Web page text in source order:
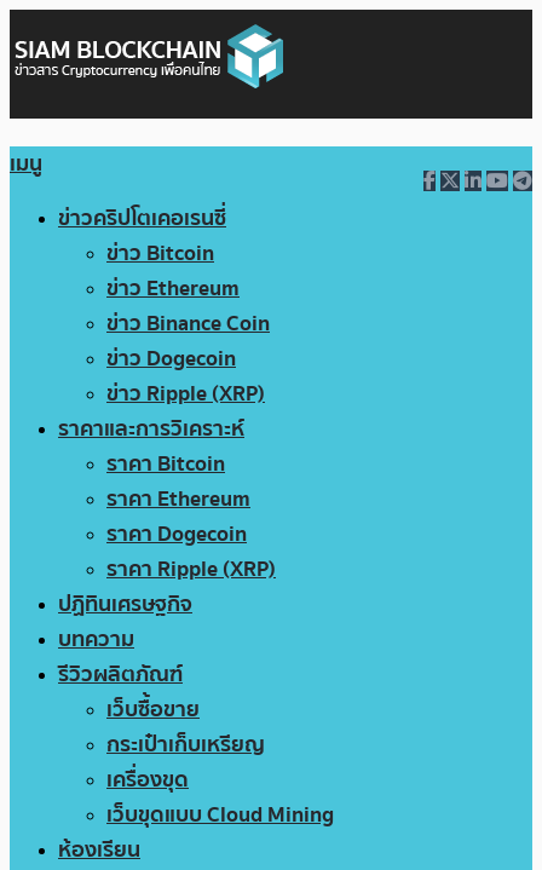
เมนู
ข่าวคริปโตเคอเรนซี่
ข่าว Bitcoin
ข่าว Ethereum
ข่าว Binance Coin
ข่าว Dogecoin
ข่าว Ripple (XRP)
ราคาและการวิเคราะห์
ราคา Bitcoin
ราคา Ethereum
ราคา Dogecoin
ราคา Ripple (XRP)
ปฏิทินเศรษฐกิจ
บทความ
รีวิวผลิตภัณฑ์
เว็บซื้อขาย
กระเป๋าเก็บเหรียญ
เครื่องขุด
เว็บขุดแบบ Cloud Mining
ห้องเรียน